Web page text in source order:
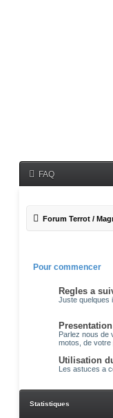
FAQ
Forum Terrot /
Pour commencer
Regles a
Juste quelques
Presentation
Parlez nous de
motos, de votre
Utilisation
Les astuces a
Statistiques